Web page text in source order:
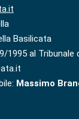
Basilicata
1995 al Tribunale
Massimo